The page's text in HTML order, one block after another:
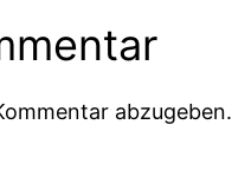
abzugeben.